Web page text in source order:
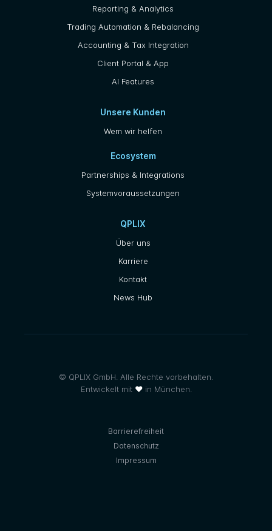
Reporting & Analytics
Trading Automation & Rebalancing
Accounting & Tax Integration
Client Portal & App
AI Features
Unsere Kunden
Wem wir helfen
Ecosystem
Partnerships & Integrations
Systemvoraussetzungen
QPLIX
Über uns
Karriere
Kontakt
News Hub
© QPLIX GmbH. Alle Rechte vorbehalten.
Entwickelt mit ❤in München.
Barrierefreiheit
Datenschutz
Impressum